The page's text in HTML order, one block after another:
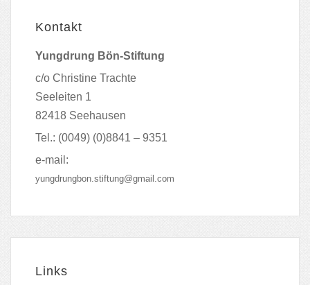
Kontakt
Yungdrung Bön-Stiftung
c/o Christine Trachte
Seeleiten 1
82418 Seehausen
Tel.: (0049) (0)8841 – 9351
e-mail:
yungdrungbon.stiftung@gmail.com
Links